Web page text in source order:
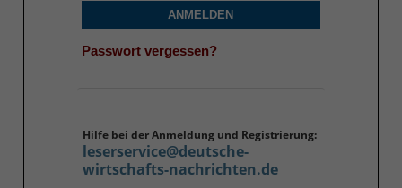
ANMELDEN
Passwort vergessen?
Hilfe bei der Anmeldung und Registrierung:
leserservice@deutsche-
wirtschafts-nachrichten.de